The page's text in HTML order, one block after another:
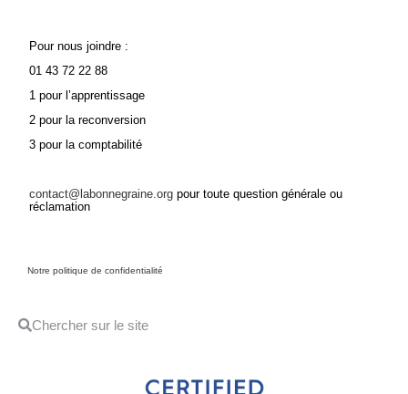
Pour nous joindre :
01 43 72 22 88
1 pour l’apprentissage
2 pour la reconversion
3 pour la comptabilité
contact@labonnegraine.org pour toute question générale ou
réclamation
Notre politique de confidentialité